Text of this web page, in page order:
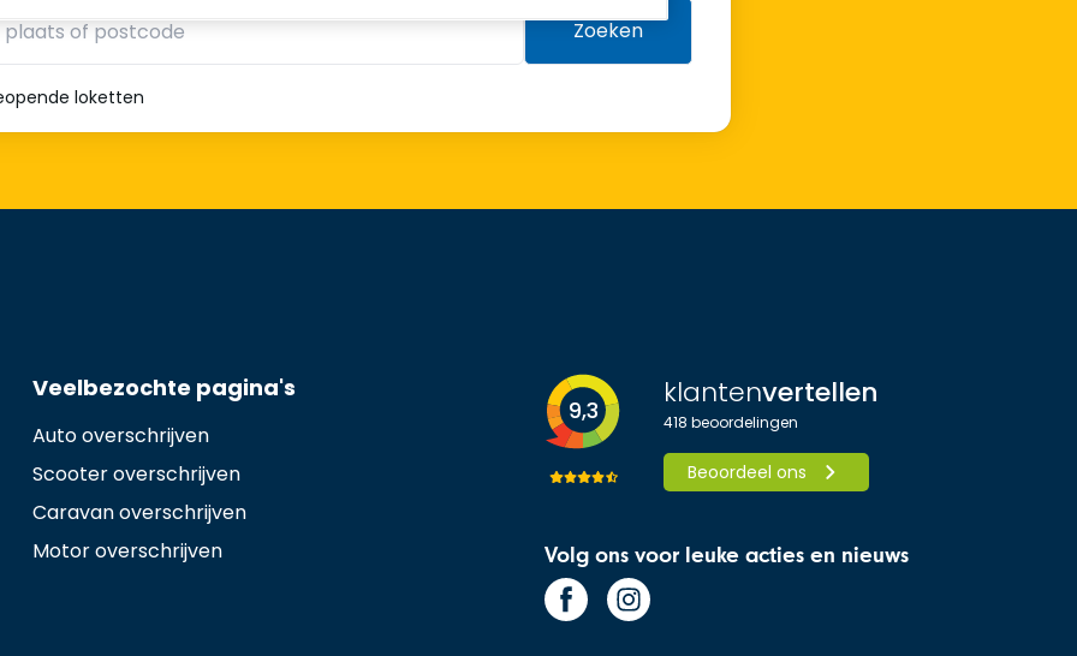
Zoeken
loketten
Veelbezochte pagina's
Auto overschrijven
Scooter overschrijven
Caravan overschrijven
Motor overschrijven
9,3 klantenvertellen
418 beoordelingen
Beoordeel ons
Volg ons voor leuke acties en nieuws